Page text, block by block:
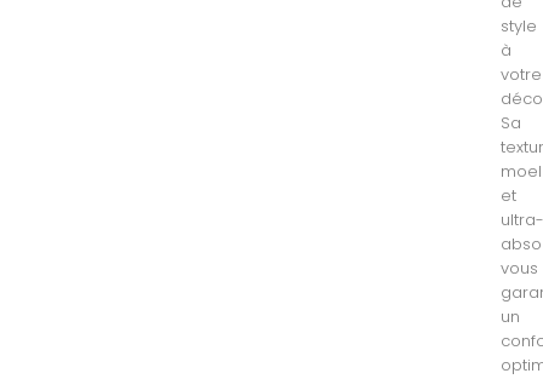
style
à
votre
Sa
et
vous
un